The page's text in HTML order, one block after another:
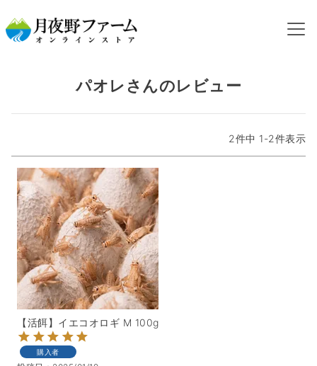
パオレさんのレビュー
2件中 1-2件表示
【活餌】イエコオロギ M 100g
購入者